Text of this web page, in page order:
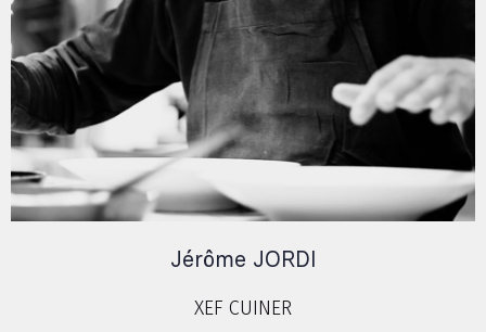
Jérôme JORDI
XEF CUINER